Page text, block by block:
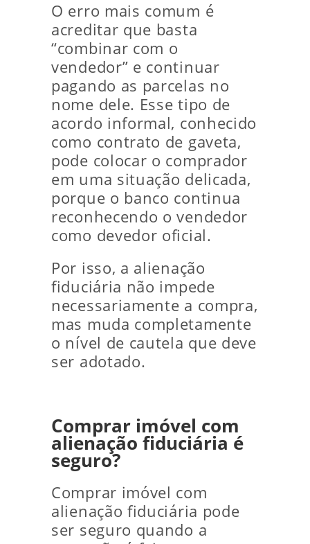
O erro mais comum é
acreditar que basta
“combinar com o
vendedor” e continuar
pagando as parcelas no
nome dele. Esse tipo de
acordo informal, conhecido
como contrato de gaveta,
pode colocar o comprador
em uma situação delicada,
porque o banco continua
reconhecendo o vendedor
como devedor oficial.
Por isso, a alienação
fiduciária não impede
necessariamente a compra,
mas muda completamente
o nível de cautela que deve
ser adotado.
Comprar imóvel com
alienação fiduciária é
seguro?
Comprar imóvel com
alienação fiduciária pode
ser seguro quando a